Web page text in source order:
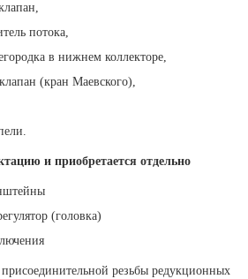
потока,
в нижнем коллекторе,
(кран Маевского),
и приобретается отдельно
(головка)
резьбы редукционных